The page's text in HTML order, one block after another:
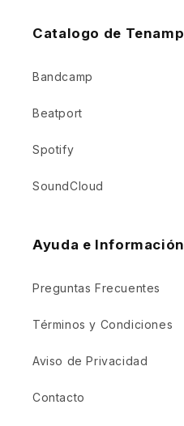
Catalogo de
Bandcamp
Beatport
Spotify
SoundCloud
Ayuda e Información
Preguntas Frecuentes
Términos y Condiciones
Aviso de Privacidad
Contacto